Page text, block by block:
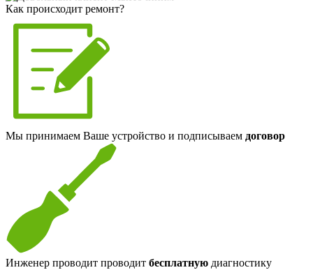
Как происходит ремонт?
Мы принимаем Ваше устройство и подписываем договор
Инженер проводит проводит бесплатную диагностику